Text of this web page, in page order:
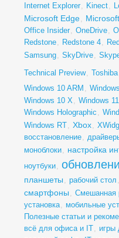
Internet Explorer, Kinect,
Microsoft Edge,
Office Insider, OneDrive,
Redstone, Redstone 4,
Samsung, SkyDrive,
Technical Preview, Toshiba
Windows 10 ARM ,
Windows 10 X, Windows 11
Windows Holographic ,
Windows RT, Xbox,
восстановление,
моноблоки, настройка
ноутбуки,
планшеты , рабочий стол ,
смартфоны , Смешанная
установка, мобильные
Полезные статьи и
всё для офиса и IT, игры